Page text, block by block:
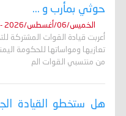
حوثي بمأرب و ...
الخميس/06/أغسطس/2026 - 11:51 م
أعربت قيادة القوات المشتركة
تعازيها ومواساتها للحكومة
من منتسبي القوات الم
هل ستخطو القيادة